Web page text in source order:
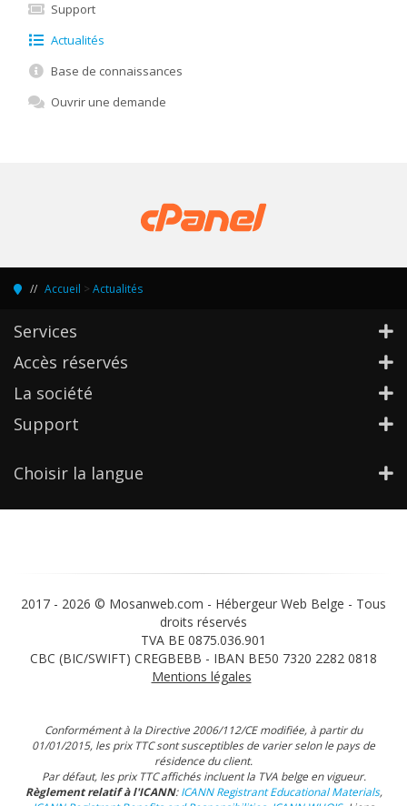
Support
Actualités
Base de connaissances
Ouvrir une demande
Accueil > Actualités
Services
Accès réservés
La société
Support
Choisir la langue
2017 - 2026 © Mosanweb.com - Hébergeur Web Belge - Tous
droits réservés
TVA BE 0875.036.901
CBC (BIC/SWIFT) CREGBEBB - IBAN BE50 7320 2282 0818
Mentions légales
Conformément à la Directive 2006/112/CE modifiée, à partir du
01/01/2015, les prix TTC sont susceptibles de varier selon le pays de
résidence du client.
Par défaut, les prix TTC affichés incluent la TVA belge en vigueur.
Règlement relatif à l'ICANN:ICANN Registrant Educational Materials,